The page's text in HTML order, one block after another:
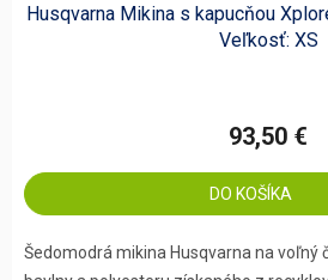
Husqvarna Mikina s kapucňou
Veľkosť: XS
93,50 €
DO KOŠÍKA
Šedomodrá mikina Husqvarna na voľný